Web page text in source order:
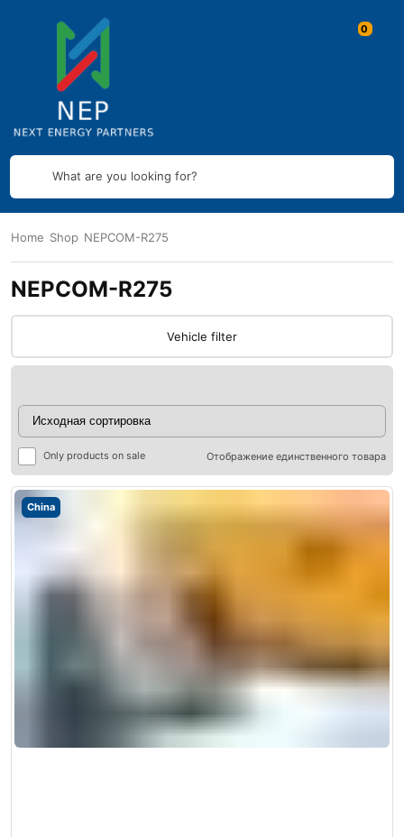
What are you looking for?
Home Shop NEPCOM-R275
NEPCOM-R275
Vehicle filter
Only products on sale Отображение единственного товара
China